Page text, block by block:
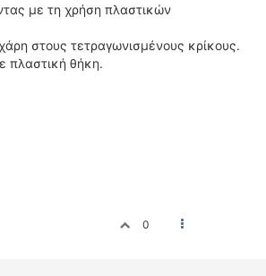
με τη χρήση πλαστικών
στους τετραγωνισμένους κρίκους.
πλαστική θήκη.
0